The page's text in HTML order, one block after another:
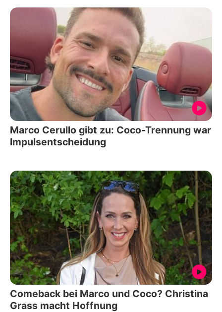
Marco Cerullo gibt zu: Coco-Trennung war
Impulsentscheidung
Comeback bei Marco und Coco? Christina
Grass macht Hoffnung